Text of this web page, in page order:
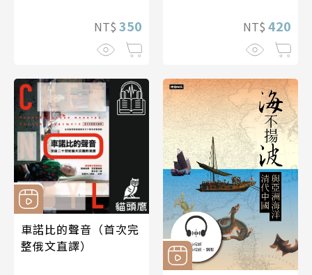
NT$ 350 NT$ 420
車諾比的聲音（首次完
整俄文直譯）